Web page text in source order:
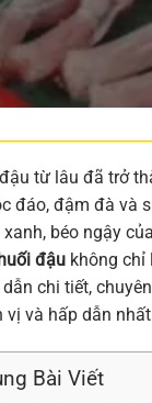
từ lâu đã trở
đáo, đậm đà và
béo ngậy
đậu không chỉ
chi tiết,
vị và hấp dẫn
Bài Viết